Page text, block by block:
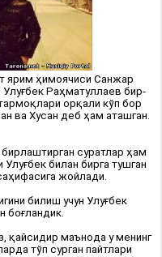
ярим ҳимоячиси Санжар
Раҳматуллаев бир-
орқали кўп бор
ва Хусан деб ҳам аташган.
суратлар ҳам
билан бирга тушган
жойлади.
билиш учун Улуғбек
боғландик.
қайсидир маънода у менинг
тўп сурган пайтлари